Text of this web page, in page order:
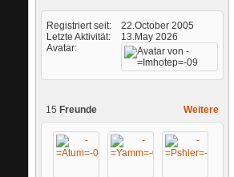
Registriert seit
22.October 2005
Letzte Aktivität
13.May 2026
Avatar
Weitere
15 Freunde